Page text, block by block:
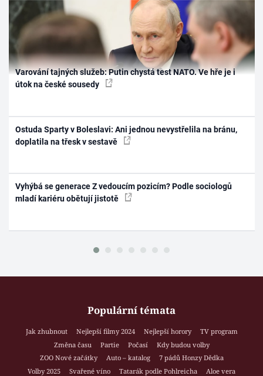
Varování tajných služeb: Putin chystá test NATO. Ve hře je i
útok na české sousedy
Ostuda Sparty v Boleslavi: Ani jednou nevystřelila na bránu,
doplatila na třesk v sestavě
Vyhýbá se generace Z vedoucím pozicím? Podle sociologů
mladí kariéru obětují jistotě
Populární témata
Jak zhubnout Nejlepší filmy 2024 Nejlepší horory
TV program
Změna času
Partie Počasí
Kdy budou volby
ZOO Nové začátky
Auto – katalog
7 pádů Honzy Dědka
Volby 2025
Svařené víno Tatarák podle Pohlreicha
Aloe vera